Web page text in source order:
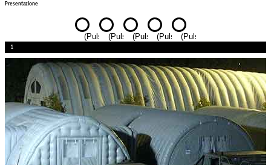
Presentazione
1
(Pulsante
2
(Pulsante
3
(Pulsante
4
(Pulsante
5
(Pulsante
1